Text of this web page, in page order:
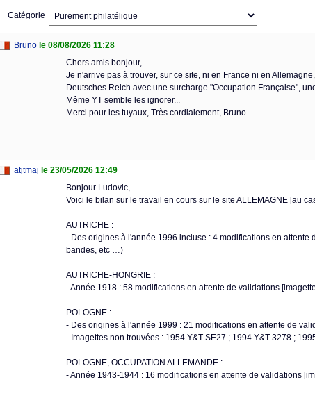
Catégorie
Bruno le 08/08/2026 11:28
Chers amis bonjour,
Je n'arrive pas à trouver, sur ce site, ni en France ni en
Deutsches Reich avec une surcharge "Occupation Française",
Même YT semble les ignorer...
Merci pour les tuyaux, Très cordialement, Bruno
atjtmaj le 23/05/2026 12:49
Bonjour Ludovic,
Voici le bilan sur le travail en cours sur le site ALLEMAGNE [au
AUTRICHE :
- Des origines à l'année 1996 incluse : 4 modifications en attente
bandes, etc …)
AUTRICHE-HONGRIE :
- Année 1918 : 58 modifications en attente de validations
POLOGNE :
- Des origines à l'année 1999 : 21 modifications en attente de
- Imagettes non trouvées : 1954 Y&T SE27 ; 1994 Y&T 3278 ;
POLOGNE, OCCUPATION ALLEMANDE :
- Année 1943-1944 : 16 modifications en attente de validations